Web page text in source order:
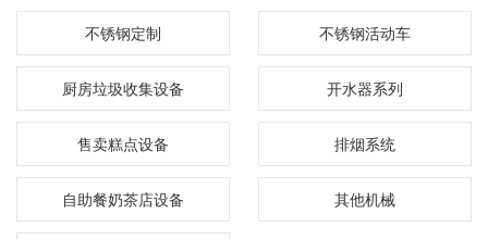
不锈钢定制 不锈钢活动车
厨房垃圾收集设备 开水器系列
售卖糕点设备 排烟系统
自助餐奶茶店设备 其他机械